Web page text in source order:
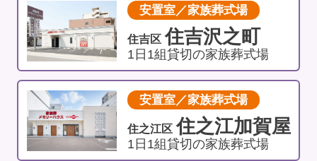
安置室／家族葬式場
住吉区 住吉沢之町
1日1組貸切の家族葬式場
安置室／家族葬式場
住之江区 住之江加賀屋
1日1組貸切の家族葬式場